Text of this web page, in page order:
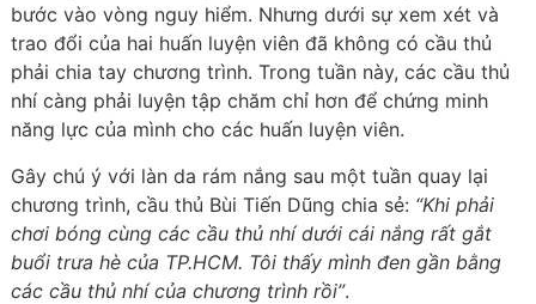
bước vào vòng nguy hiểm. Nhưng dưới sự xem xét và
trao đổi của hai huấn luyện viên đã không có cầu thủ
phải chia tay chương trình. Trong tuần này, các cầu thủ
nhí càng phải luyện tập chăm chỉ hơn để chứng minh
năng lực của mình cho các huấn luyện viên.
Gây chú ý với làn da rám nắng sau một tuần quay lại
chương trình, cầu thủ Bùi Tiến Dũng chia sẻ: “Khi phải
chơi bóng cùng các cầu thủ nhí dưới cái nắng rất gắt
buổi trưa hè của TP.HCM. Tôi thấy mình đen gần bằng
các cầu thủ nhí của chương trình rồi”.